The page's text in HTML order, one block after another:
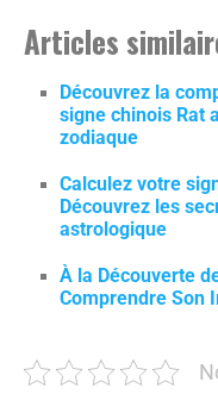
Articles
Découvrez la
signe chinois Rat
zodiaque
Calculez votre
Découvrez les
astrologique
À la Découverte
Comprendre Son